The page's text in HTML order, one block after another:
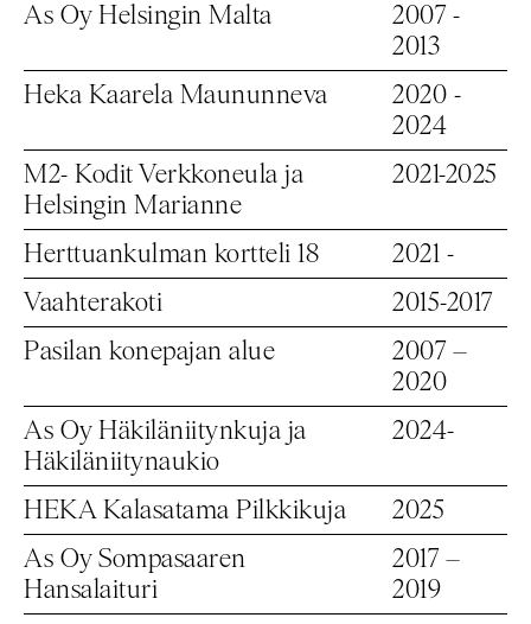
As Oy Helsingin Malta
2007 -
2013
Heka Kaarela Maununneva
2020 -
2024
M2- Kodit Verkkoneula ja
Helsingin Marianne
2021-2025
Herttuankulman kortteli 18
2021 -
Vaahterakoti
2015-2017
Pasilan konepajan alue
2007 –
2020
As Oy Häkiläniitynkuja ja
Häkiläniitynaukio
2024-
HEKA Kalasatama Pilkkikuja
2025
As Oy Sompasaaren
Hansalaituri
2017 –
2019